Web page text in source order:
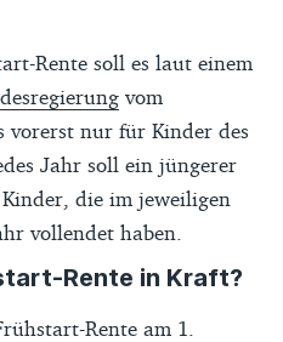
Rente soll es laut einem
vom
vorerst nur für Kinder des
Jahr soll ein jüngerer
die im jeweiligen
vollendet haben.
Rente in Kraft?
Rente am 1.